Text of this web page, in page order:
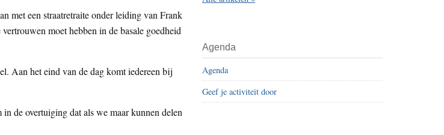
i
met een straatretraite onder leiding van Frank
moet hebben in de basale goedheid
Aan het eind van de dag komt iedereen bij
de overtuiging dat als we maar kunnen delen
Agenda
Agenda
Geef je activiteit door